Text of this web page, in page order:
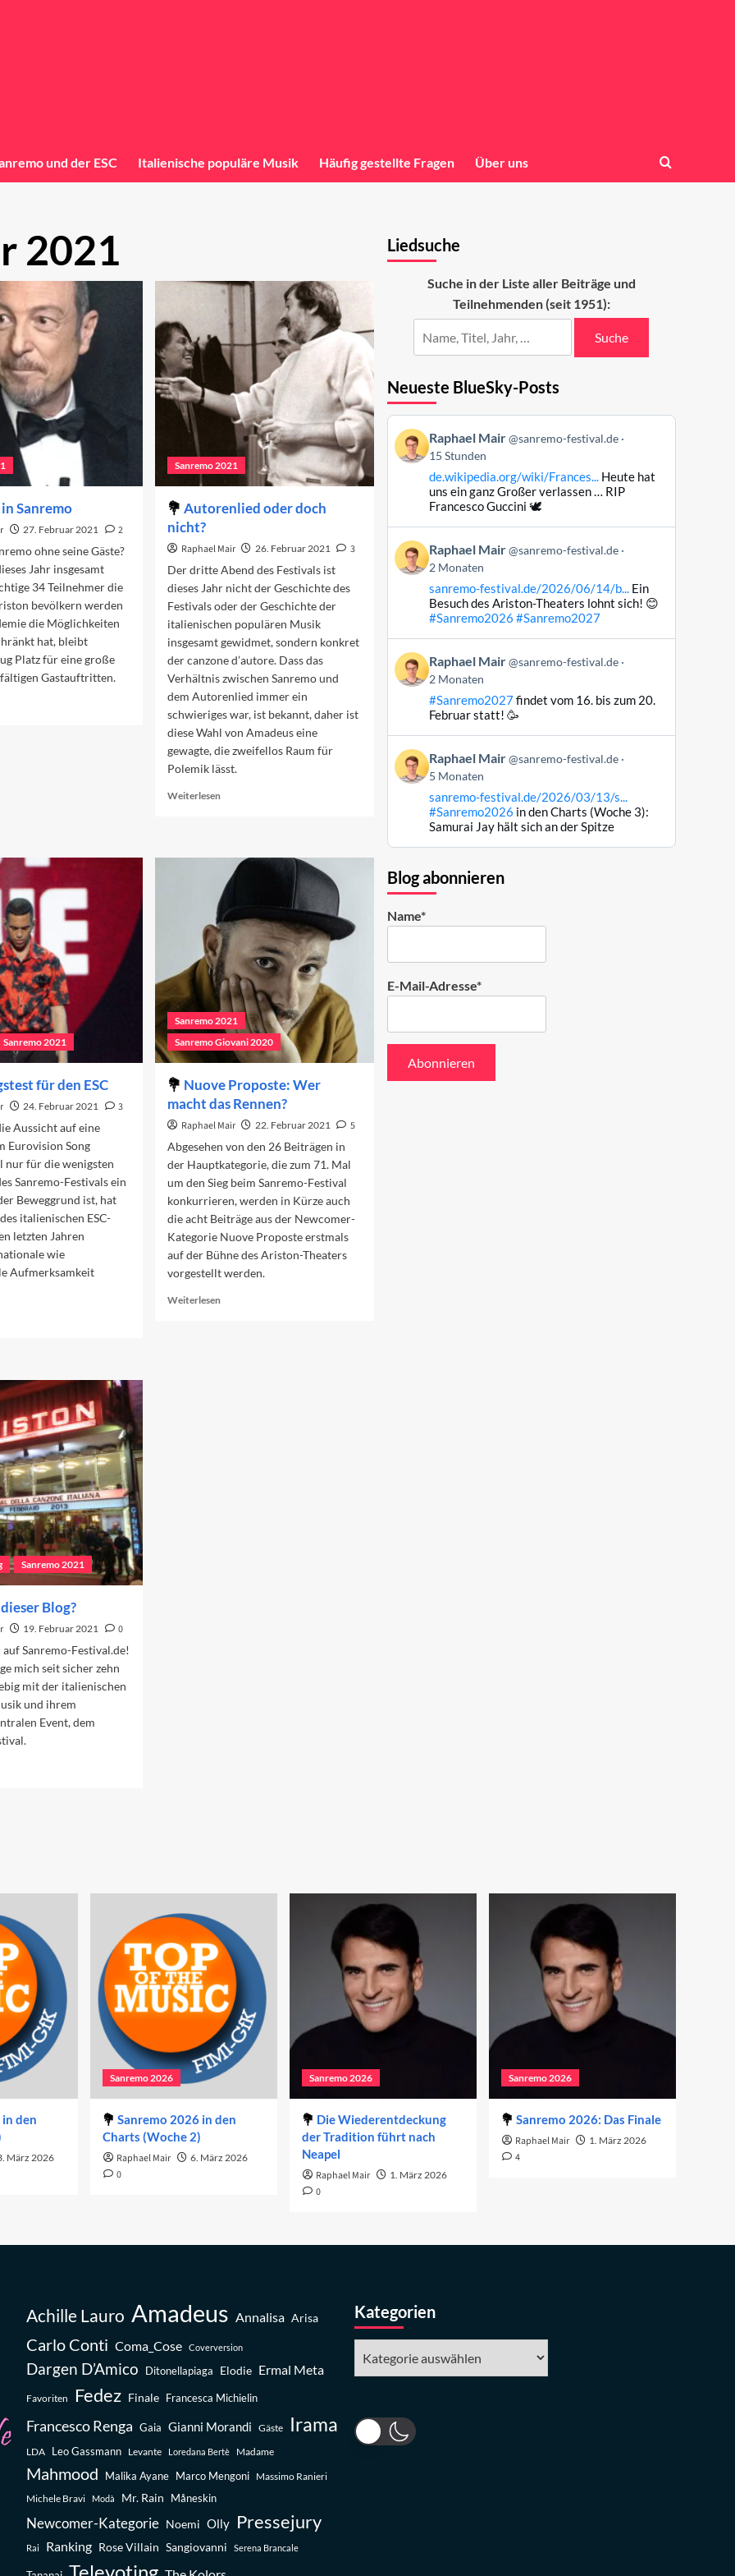
und der ESC Italienische populäre Musik Häufig gestellte Fragen Über uns
2021
Sanremo
27. Februar 2021
2
ohne seine Gäste?
Jahr insgesamt
34 Teilnehmer die
bevölkern werden
die Möglichkeiten
hat, bleibt
Platz für eine große
Gastauftritten.
Sanremo 2021
Autorenlied oder doch
nicht?
Raphael Mair 26. Februar 2021
3
Der dritte Abend des Festivals ist
dieses Jahr nicht der Geschichte des
Festivals oder der Geschichte der
italienischen populären Musik
insgesamt gewidmet, sondern konkret
der canzone d’autore. Dass das
Verhältnis zwischen Sanremo und
dem Autorenlied immer ein
schwieriges war, ist bekannt, daher ist
diese Wahl von Amadeus eine
gewagte, die zweifellos Raum für
Polemik lässt.
WeiterlesenRead
oder
doch
nicht?
Sanremo 2021
für den ESC
24. Februar 2021
3
Aussicht auf eine
Eurovision Song
nur für die wenigsten
Sanremo-Festivals ein
Beweggrund ist, hat
italienischen ESC-
letzten Jahren
wie
Aufmerksamkeit
Sanremo 2021
Sanremo Giovani 2020
Nuove Proposte: Wer
macht das Rennen?
Raphael Mair 22. Februar 2021
5
Abgesehen von den 26 Beiträgen in
der Hauptkategorie, die zum 71. Mal
um den Sieg beim Sanremo-Festival
konkurrieren, werden in Kürze auch
die acht Beiträge aus der Newcomer-
Kategorie Nuove Proposte erstmals
auf der Bühne des Ariston-Theaters
vorgestellt werden.
WeiterlesenRead
Sanremo 2021
Blog?
19. Februar 2021
0
Sanremo-Festival.de!
mich seit sicher zehn
mit der italienischen
und ihrem
Event, dem
Liedsuche
Suche in der Liste aller Beiträge und
Teilnehmenden (seit 1951):
Suche
Neueste BlueSky-Posts
Beitrag
von
Raphael
Raphael Mair @sanremo-festival.de
15 Stunden
de.wikipedia.org/wiki/Frances...Heute hat
uns ein ganz Großer verlassen … RIP
Francesco Guccini 🕊️
Beitrag
von
Raphael
Raphael Mair @sanremo-festival.de
2 Monaten
sanremo-festival.de/2026/06/14/b...Ein
Besuch des Ariston-Theaters lohnt sich! 😊
#Sanremo2026 #Sanremo2027
Beitrag
von
Raphael
Bluesky
ansehen
Raphael Mair @sanremo-festival.de
2 Monaten
#Sanremo2027findet vom 16. bis zum 20.
Februar statt! 🥳
Beitrag
von
Raphael
Raphael Mair @sanremo-festival.de
5 Monaten
sanremo-festival.de/2026/03/13/s...
#Sanremo2026 in den Charts (Woche 3):
Samurai Jay hält sich an der Spitze
Blog abonnieren
Name*
E-Mail-Adresse*
den
März 2026
Sanremo 2026
Sanremo 2026 in den
Charts (Woche 2)
Raphael Mair 6. März 2026
0
Sanremo 2026
Die Wiederentdeckung
der Tradition führt nach
Neapel
Raphael Mair 1. März 2026
0
Sanremo 2026
Sanremo 2026: Das Finale
Raphael Mair 1. März 2026
4
Achille Lauro Amadeus Annalisa Arisa
Carlo Conti Coma_Cose Coverversion
Dargen D’Amico Ditonellapiaga Elodie Ermal Meta
Favoriten Fedez Finale Francesca Michielin
Francesco Renga Gaia Gianni Morandi Gäste Irama
LDA Leo Gassmann Levante Loredana Bertè Madame
Mahmood Malika Ayane Marco Mengoni
Massimo Ranieri
Michele Bravi
Modà Mr. Rain Måneskin
Newcomer-Kategorie Noemi Olly Pressejury
Rai Ranking Rose Villain Sangiovanni Serena Brancale
Kategorien